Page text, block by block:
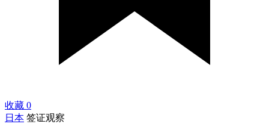
收藏 0
日本 签证观察